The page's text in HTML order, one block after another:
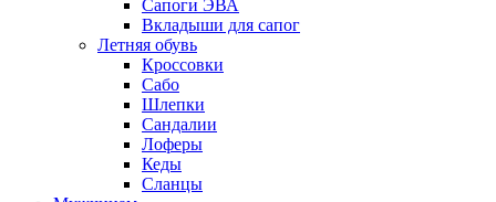
Cапоги ЭВА
Вкладыши для сапог
Летняя обувь
Кроссовки
Сабо
Шлепки
Сандалии
Лоферы
Кеды
Сланцы